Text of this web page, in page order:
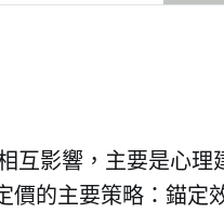
等方式才能獲取潛
互影響，主要是心理
價的主要策略：錨定